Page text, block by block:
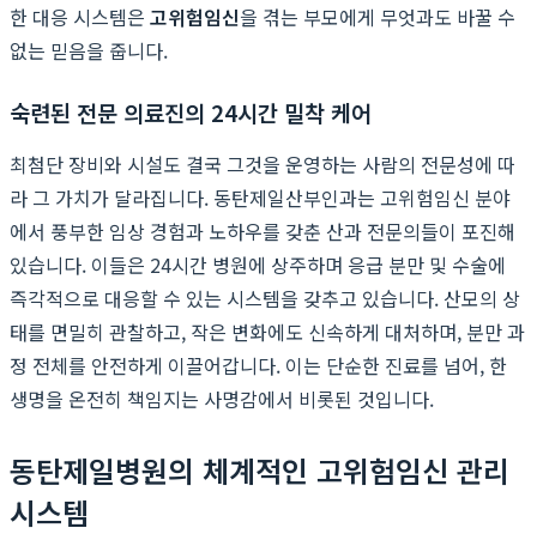
한 대응 시스템은 고위험임신을 겪는 부모에게 무엇과도 바꿀 수
없는 믿음을 줍니다.
숙련된 전문 의료진의 24시간 밀착 케어
최첨단 장비와 시설도 결국 그것을 운영하는 사람의 전문성에 따
라 그 가치가 달라집니다. 동탄제일산부인과는 고위험임신 분야
에서 풍부한 임상 경험과 노하우를 갖춘 산과 전문의들이 포진해
있습니다. 이들은 24시간 병원에 상주하며 응급 분만 및 수술에
즉각적으로 대응할 수 있는 시스템을 갖추고 있습니다. 산모의 상
태를 면밀히 관찰하고, 작은 변화에도 신속하게 대처하며, 분만 과
정 전체를 안전하게 이끌어갑니다. 이는 단순한 진료를 넘어, 한
생명을 온전히 책임지는 사명감에서 비롯된 것입니다.
동탄제일병원의 체계적인 고위험임신 관리
시스템